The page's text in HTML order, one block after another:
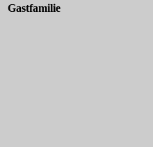
Gastfamilie